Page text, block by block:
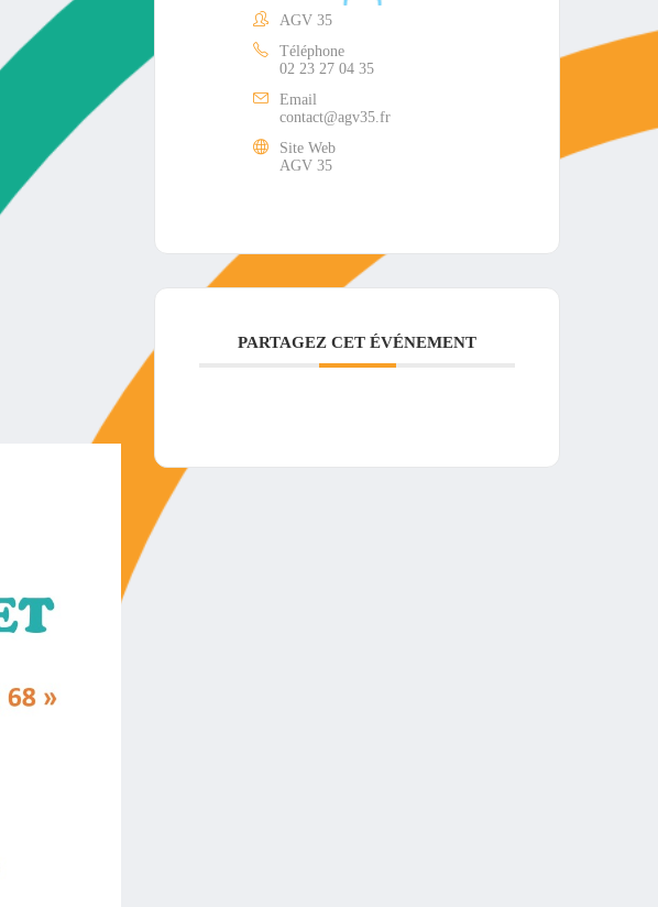
AGV 35
Téléphone
02 23 27 04 35
Email
contact@agv35.fr
Site Web
AGV 35
PARTAGEZ CET ÉVÉNEMENT